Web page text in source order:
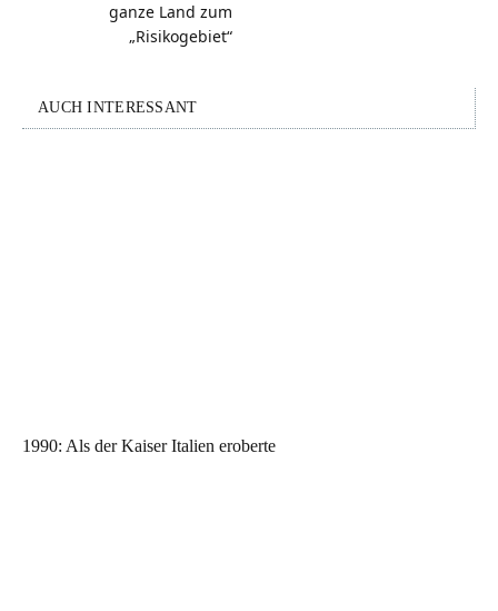
ganze Land zum
„Risikogebiet“
AUCH INTERESSANT
1990: Als der Kaiser Italien eroberte